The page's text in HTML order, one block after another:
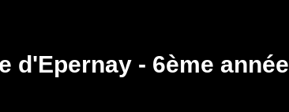
d'Epernay - 6ème année